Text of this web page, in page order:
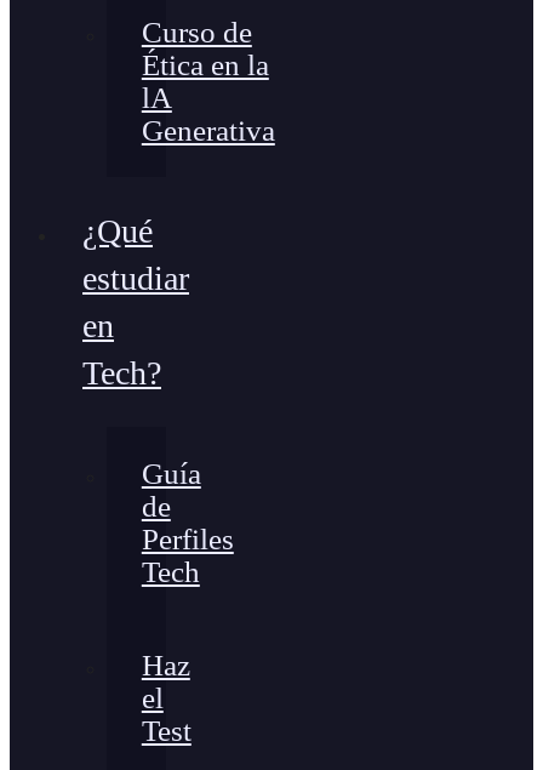
Curso de
Ética en la
lA
Generativa
¿Qué
estudiar
en
Tech?
Guía
de
Perfiles
Tech
Haz
el
Test